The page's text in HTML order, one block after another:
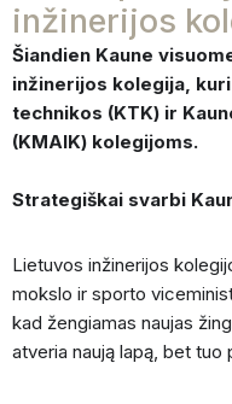
inžinerijos
Šiandien Kaune
inžinerijos kolegija,
technikos (KTK) ir
(KMAIK) kolegijoms.
Strategiškai svarbi
Lietuvos inžinerijos
mokslo ir sporto
kad žengiamas naujas
atveria naują lapą, bet tuo